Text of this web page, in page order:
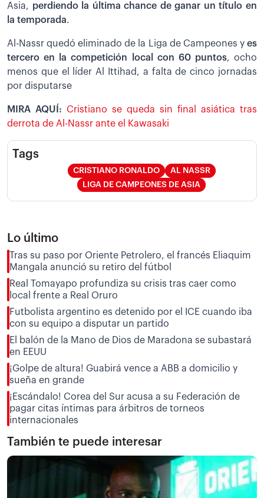
Asia, perdiendo la última chance de ganar un título en
la temporada.
Al-Nassr quedó eliminado de la Liga de Campeones y es
tercero en la competición local con 60 puntos, ocho
menos que el líder Al Ittihad, a falta de cinco jornadas
por disputarse
MIRA AQUÍ: Cristiano se queda sin final asiática tras
derrota de Al-Nassr ante el Kawasaki
Tags
CRISTIANO RONALDO
AL NASSR
LIGA DE CAMPEONES DE ASIA
Lo último
Tras su paso por Oriente Petrolero, el francés Eliaquim
Mangala anunció su retiro del fútbol
Real Tomayapo profundiza su crisis tras caer como
local frente a Real Oruro
Futbolista argentino es detenido por el ICE cuando iba
con su equipo a disputar un partido
El balón de la Mano de Dios de Maradona se subastará
en EEUU
¡Golpe de altura! Guabirá vence a ABB a domicilio y
sueña en grande
¡Escándalo! Corea del Sur acusa a su Federación de
pagar citas íntimas para árbitros de torneos
internacionales
También te puede interesar